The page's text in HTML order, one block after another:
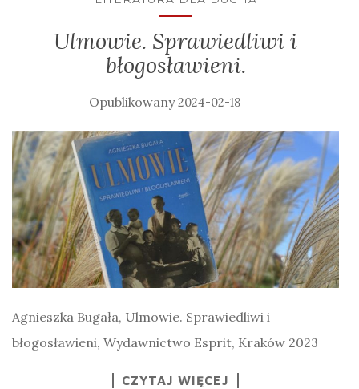
Ulmowie. Sprawiedliwi i
błogosławieni.
2024-02-18
Agnieszka Bugała, Ulmowie. Sprawiedliwi i
błogosławieni, Wydawnictwo Esprit, Kraków 2023
CZYTAJ WIĘCEJ